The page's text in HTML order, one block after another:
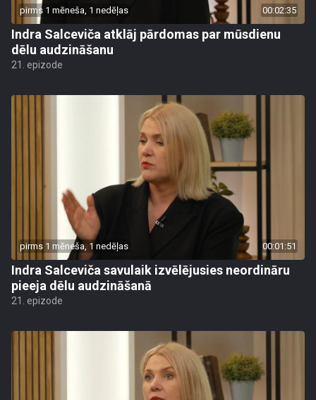
pirms 1 mēneša, 1 nedēļas 00:02:35
Indra Salceviča atklāj pārdomas par mūsdienu
dēlu audzināšanu
21. epizode
pirms 1 mēneša, 1 nedēļas 00:01:51
Indra Salceviča savulaik izvēlējusies neordināru
pieeja dēlu audzināšanā
21. epizode